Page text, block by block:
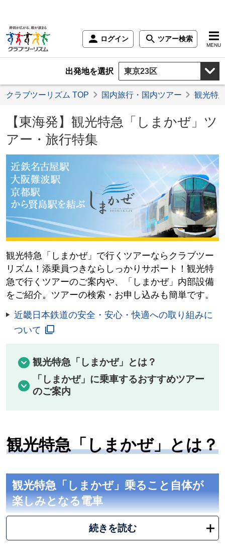
ログイン ツアー検索
MENU
出発地を選択
クラブツーリズム TOP 国内旅行・国内ツアー 観光特
【東海発】観光特急「しまかぜ」ツ
アー・旅行特集
観光特急「しまかぜ」で行くツアーならクラブツー
リズム！添乗員つきならしっかりサポート！観光特
急で行くツアーのご案内や、「しまかぜ」内部設備
をご紹介。ツアーの検索・お申し込みも簡単です。
近畿日本鉄道の安全・安心・快適への取り組みに
ついて
観光特急「しまかぜ」とは？
「しまかぜ」に乗車するおすすめツアー
のご案内
観光特急「しまかぜ」とは？
観光特急「しまかぜ」乗ること自体が
楽しみとなる電車
続きを読む